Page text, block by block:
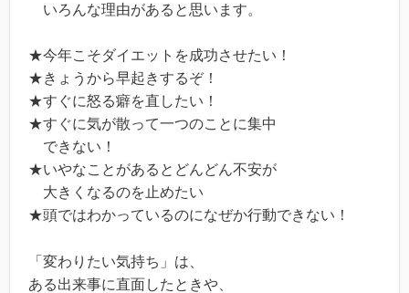
いろんな理由があると思います。
★今年こそダイエットを成功させたい！
★きょうから早起きするぞ！
★すぐに怒る癖を直したい！
★すぐに気が散って一つのことに集中
できない！
★いやなことがあるとどんどん不安が
大きくなるのを止めたい
★頭ではわかっているのになぜか行動できない！
「変わりたい気持ち」は、
ある出来事に直面したときや、